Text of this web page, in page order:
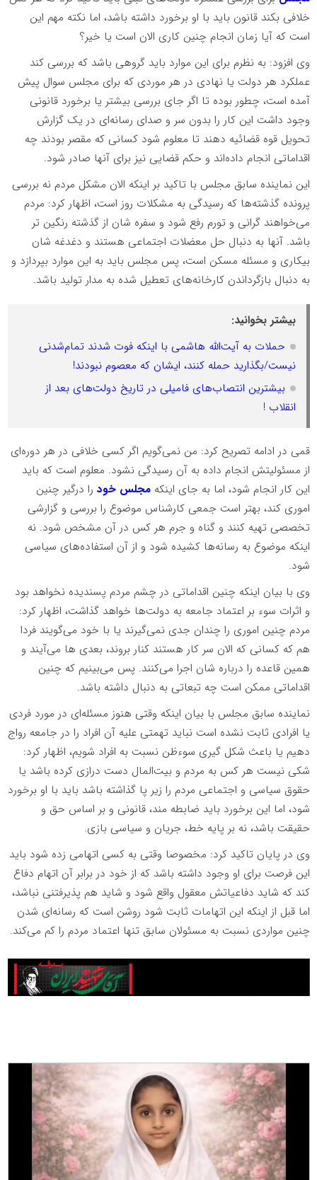
خلافی بکند قانون باید با او برخورد داشته باشد، اما نکته مهم این
است که آیا زمان انجام چنین کاری الان است یا خیر؟
وی افزود: به نظرم برای این موارد باید گروهی باشد که بررسی کند
عملکرد هر دولت یا نهادی در هر موردی که برای مجلس سوال پیش
آمده است، چطور بوده تا اگر جای بررسی بیشتر یا برخورد قانونی
وجود داشت این کار را بدون سر و صدای رسانه‌ای در یک گزارش
تحویل قوه قضائیه دهند تا معلوم شود کسانی که مقصر بودند چه
اقداماتی انجام داده‌اند و حکم قضایی نیز برای آنها صادر شود.
این نماینده سابق مجلس با تاکید بر اینکه الان مشکل مردم نه بررسی
پرونده گذشته‌ها که رسیدگی به مشکلات روز است، اظهار کرد: مردم
می‌خواهند گرانی و تورم رفع شود و سفره شان از گذشته رنگین تر
باشد. آنها به دنبال حل معضلات اجتماعی هستند و دغدغه شان
بیکاری و مسئله مسکن است، پس مجلس باید به این موارد بپردازد و
به دنبال بازگرداندن کارخانه‌های تعطیل شده به مدار تولید باشد.
بیشتر بخوانید:
حملات به آیت‌الله هاشمی با اینکه فوت شدند تمام‌شدنی
نیست/بگذارید حمله کنند، ایشان که معصوم نبودند!
بیشترین انتصاب‌های فامیلی در تاریخ دولت‌های بعد از
انقلاب !
قمی در ادامه تصریح کرد: من نمی‌گویم اگر کسی خلافی در هر دوره‌ای
از مسئولیتش انجام داده به آن رسیدگی نشود. معلوم است که باید
این کار انجام شود، اما به جای اینکهمجلس خود را درگیر چنین
اموری کند، بهتر است جمعی کارشناس موضوع را بررسی و گزارشی
تخصصی تهیه کنند و گناه و جرم هر کس در آن مشخص شود. نه
اینکه موضوع به رسانه‌ها کشیده شود و از آن استفاده‌های سیاسی
شود.
وی با بیان اینکه چنین اقداماتی در چشم مردم پسندیده نخواهد بود
و اثرات سوء بر اعتماد جامعه به دولت‌ها خواهد گذاشت، اظهار کرد:
مردم چنین اموری را چندان جدی نمی‌گیرند یا با خود می‌گویند فردا
هم که کسانی که الان سر کار هستند کنار بروند، بعدی ها می‌آیند و
همین قاعده را درباره شان اجرا می‌کنند. پس می‌بینیم که چنین
اقداماتی ممکن است چه تبعاتی به دنبال داشته باشد.
نماینده سابق مجلس با بیان اینکه وقتی هنوز مسئله‌ای در مورد فردی
یا افرادی ثابت نشده است نباید تهمتی علیه آن افراد را در جامعه رواج
دهیم یا باعث شکل گیری سوءظن نسبت به افراد شویم، اظهار کرد:
شکی نیست هر کس به مردم و بیت‌المال دست درازی کرده باشد یا
حقوق سیاسی و اجتماعی مردم را زیر پا گذاشته باشد باید با او برخورد
شود، اما این برخورد باید ضابطه مند، قانونی و بر اساس حق و
حقیقت باشد، نه بر پایه خط، جریان و سیاسی بازی.
وی در پایان تاکید کرد: مخصوصا وقتی به کسی اتهامی زده شود باید
این فرصت برای او وجود داشته باشد که از خود در برابر آن اتهام دفاع
کند که شاید دفاعیاتش معقول واقع شود و شاید هم پذیرفتنی نباشد،
اما قبل از اینکه این اتهامات ثابت شود روشن است که رسانه‌ای شدن
چنین مواردی نسبت به مسئولان سابق تنها اعتماد مردم را کم می‌کند.